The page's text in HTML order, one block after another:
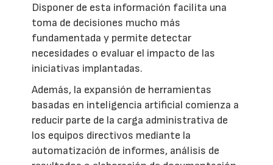
Disponer de esta información facilita una
toma de decisiones mucho más
fundamentada y permite detectar
necesidades o evaluar el impacto de las
iniciativas implantadas.
Además, la expansión de herramientas
basadas en inteligencia artificial comienza a
reducir parte de la carga administrativa de
los equipos directivos mediante la
automatización de informes, análisis de